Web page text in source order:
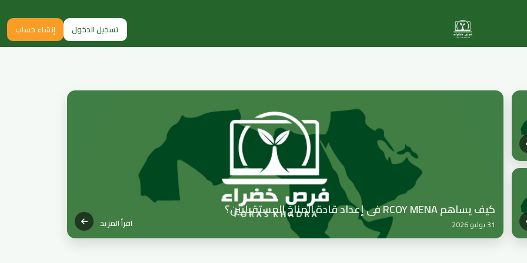
تسجيل الدخول إنشاء حساب
كيف يساهم RCOY MENA في إعداد قادة المناخ المستقبليين؟
31 يوليو 2026 اقرأ المزيد